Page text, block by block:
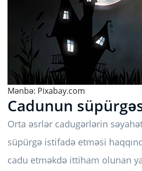
Mənbə: Pixabay.com
Cadunun
Orta əsrlər cadugərlərin
süpürgə istifadə etməsi
cadu etməkdə ittiham olunan